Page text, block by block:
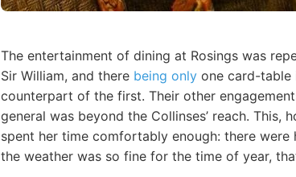
The entertainment of dining at Rosings was
Sir William, and there being only one card-table
counterpart of the first. Their other
general was beyond the Collinses’ reach. This,
spent her time comfortably enough: there
the weather was so fine for the time of year,